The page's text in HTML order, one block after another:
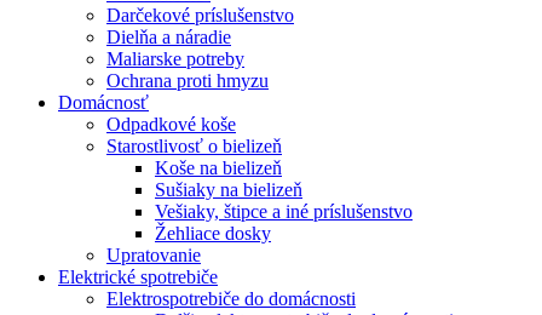
Darčekové príslušenstvo
Dielňa a náradie
Maliarske potreby
Ochrana proti hmyzu
Domácnosť
Odpadkové koše
Starostlivosť o bielizeň
Koše na bielizeň
Sušiaky na bielizeň
Vešiaky, štipce a iné príslušenstvo
Žehliace dosky
Upratovanie
Elektrické spotrebiče
Elektrospotrebiče do domácnosti